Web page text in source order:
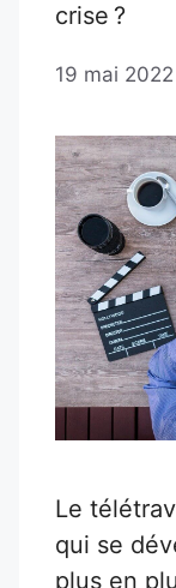
crise ?
19 mai 2022
Le
qui se
plus en